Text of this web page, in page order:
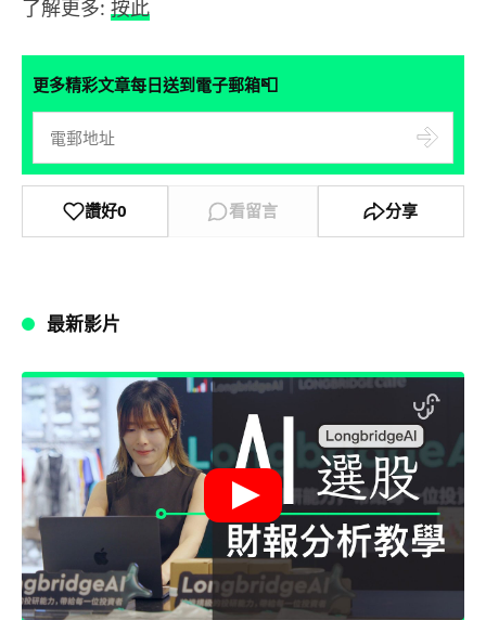
扣後淨月費
約）(HK$)
了解更多: 按此
更多精彩文章每日送到電子郵箱📮
讚好0 看留言 分享
最新影片